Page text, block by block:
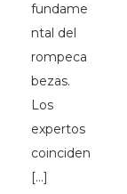
fundame
ntal del
rompeca
bezas.
Los
expertos
coinciden
[…]